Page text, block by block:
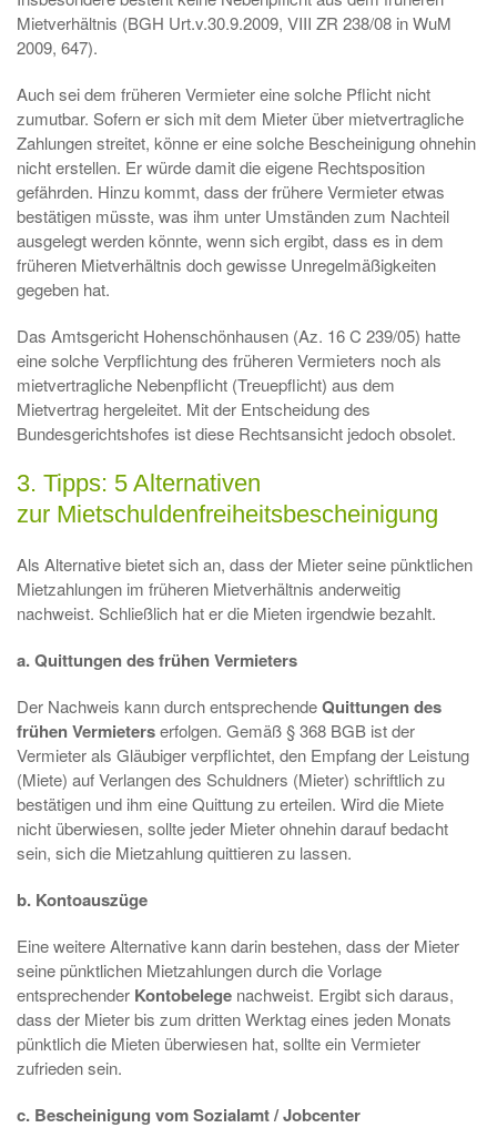
Mietverhältnis (BGH Urt.v.30.9.2009, VIII ZR 238/08 in WuM
2009, 647).
Auch sei dem früheren Vermieter eine solche Pflicht nicht
zumutbar. Sofern er sich mit dem Mieter über mietvertragliche
Zahlungen streitet, könne er eine solche Bescheinigung ohnehin
nicht erstellen. Er würde damit die eigene Rechtsposition
gefährden. Hinzu kommt, dass der frühere Vermieter etwas
bestätigen müsste, was ihm unter Umständen zum Nachteil
ausgelegt werden könnte, wenn sich ergibt, dass es in dem
früheren Mietverhältnis doch gewisse Unregelmäßigkeiten
gegeben hat.
Das Amtsgericht Hohenschönhausen (Az. 16 C 239/05) hatte
eine solche Verpflichtung des früheren Vermieters noch als
mietvertragliche Nebenpflicht (Treuepflicht) aus dem
Mietvertrag hergeleitet. Mit der Entscheidung des
Bundesgerichtshofes ist diese Rechtsansicht jedoch obsolet.
3. Tipps: 5 Alternativen
zur Mietschuldenfreiheitsbescheinigung
Als Alternative bietet sich an, dass der Mieter seine pünktlichen
Mietzahlungen im früheren Mietverhältnis anderweitig
nachweist. Schließlich hat er die Mieten irgendwie bezahlt.
a. Quittungen des frühen Vermieters
Der Nachweis kann durch entsprechendeQuittungen des
frühen Vermieterserfolgen. Gemäß § 368 BGB ist der
Vermieter als Gläubiger verpflichtet, den Empfang der Leistung
(Miete) auf Verlangen des Schuldners (Mieter) schriftlich zu
bestätigen und ihm eine Quittung zu erteilen. Wird die Miete
nicht überwiesen, sollte jeder Mieter ohnehin darauf bedacht
sein, sich die Mietzahlung quittieren zu lassen.
b. Kontoauszüge
Eine weitere Alternative kann darin bestehen, dass der Mieter
seine pünktlichen Mietzahlungen durch die Vorlage
entsprechender Kontobelege nachweist. Ergibt sich daraus,
dass der Mieter bis zum dritten Werktag eines jeden Monats
pünktlich die Mieten überwiesen hat, sollte ein Vermieter
zufrieden sein.
c. Bescheinigung vom Sozialamt / Jobcenter